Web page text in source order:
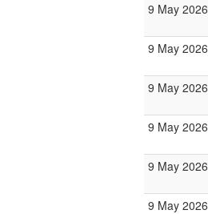
9 May 2026
9 May 2026
9 May 2026
9 May 2026
9 May 2026
9 May 2026